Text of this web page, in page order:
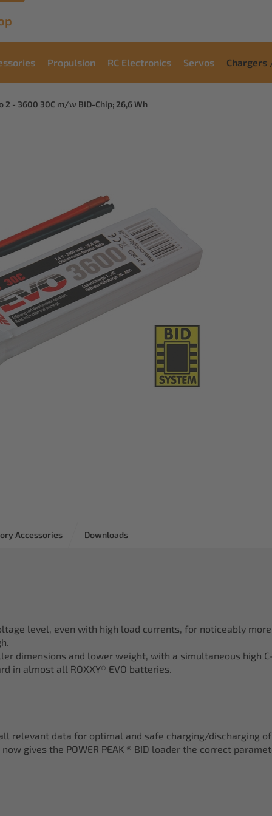
Propulsion RC Electronics Servos
2 - 3600 30C m/w BID-Chip; 26,6 Wh
Accessories Downloads
level, even with high load currents, for noticeably
dimensions and lower weight, with a simultaneous high
in almost all ROXXY® EVO batteries.
relevant data for optimal and safe charging/discharging
gives the POWER PEAK ® BID loader the correct